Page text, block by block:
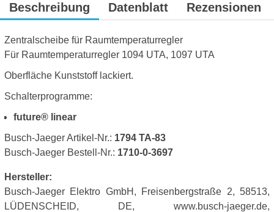
Beschreibung Datenblatt Rezensionen
Zentralscheibe für Raumtemperaturregler
Für Raumtemperaturregler 1094 UTA, 1097 UTA
Oberfläche Kunststoff lackiert.
Schalterprogramme:
future® linear
Busch-Jaeger Artikel-Nr.: 1794 TA-83
Busch-Jaeger Bestell-Nr.: 1710-0-3697
Hersteller:
Busch-Jaeger Elektro GmbH, Freisenbergstraße 2, 58513,
LÜDENSCHEID, DE, www.busch-jaeger.de,